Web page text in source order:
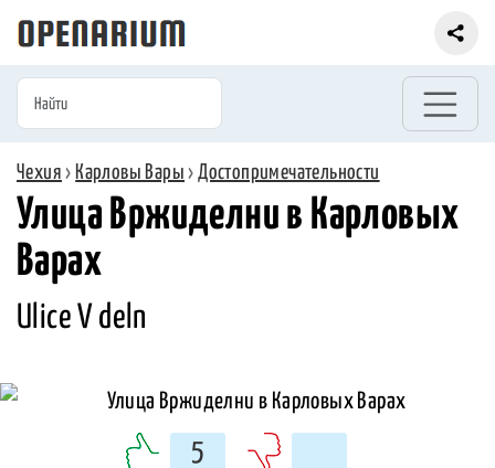
Чехия › Карловы Вары ›Достопримечательности
Улица Вржиделни в Карловых
Варах
Ulice V deln
5